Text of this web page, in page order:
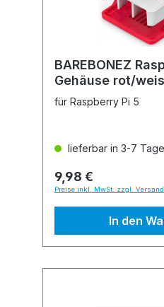
BAREBONEZ
Gehäuse rot/
für Raspberry Pi 5
lieferbar in 3-7
9,98 €
Preise inkl. MwSt. zzgl.
In den